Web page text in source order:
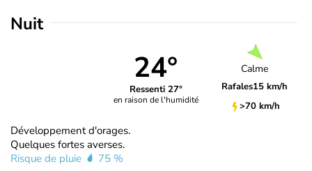
Nuit
24°
Ressenti 27°
en raison de l'humidité
Calme
Rafales15 km/h
>70 km/h
Développement d'orages.
Quelques fortes averses.
Risque de pluie
75 %